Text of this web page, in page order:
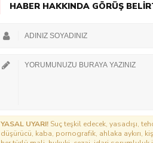
HABER HAKKINDA GÖRÜŞ
YASAL UYARI! Suç teşkil edecek, yasadışı,
düşürücü, kaba, pornografik, ahlaka aykırı,